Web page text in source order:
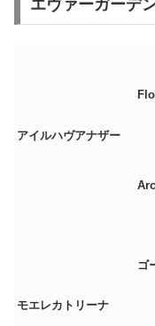
エヴァーガーデ
アイルハヴアナザー
モエレカトリーナ
ゴ